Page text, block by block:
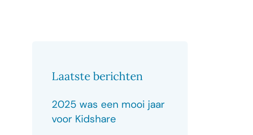
Laatste berichten
2025 was een mooi jaar
voor Kidshare